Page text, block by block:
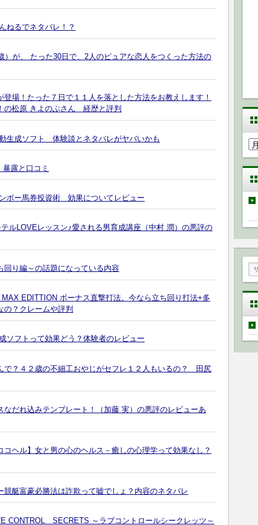
ねるでネタバレ！？
）が、 たった30日で、2人のピュアな恋人をつくった方法の
場！たった７日で１１人を落とした方法をお教えします！
の松原 きよのぶさん 経歴と評判
生成ソフト 体験談とネタバレがヤバいかも
露と口コミ
ボー馬券投資術 効果についてレビュー
ルLOVEレッスン♪愛される男育成講座（中村 潤）の悪評の
回り編～の話題になっている内容
EDITTION ボーナス直撃打法。今なら立ち回り打法+多
の？クレームや評判
ソフトって効果どう？体験者のレビュー
で？４２歳の不細工おやじがセフレ１２人もいるの？ 田尻
なだれ込みテンプレート！（加藤 実）の悪評のレビューあ
ヘル】女と男の心のヘルス－癒しの心理学って効果なし？
艇富豪必勝法は詐欺って嘘でしょ？内容のネタバレ
CONTROL SECRETS ～ラブコントロールシークレッツ～
ア
ー
カ
イ
ブ